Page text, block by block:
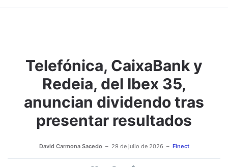
Telefónica, CaixaBank y
Redeia, del Ibex 35,
anuncian dividendo tras
presentar resultados
David Carmona Sacedo 29 de julio de 2026 Finect